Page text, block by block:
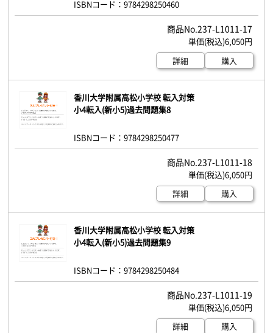
ISBNコード：9784298250460
237-L1011-17
6,050円
詳細
購入
香川大学附属高松小学校 転入対策
小4転入(新小5)過去問題集8
ISBNコード：9784298250477
237-L1011-18
6,050円
詳細
購入
香川大学附属高松小学校 転入対策
小4転入(新小5)過去問題集9
ISBNコード：9784298250484
237-L1011-19
6,050円
詳細
購入